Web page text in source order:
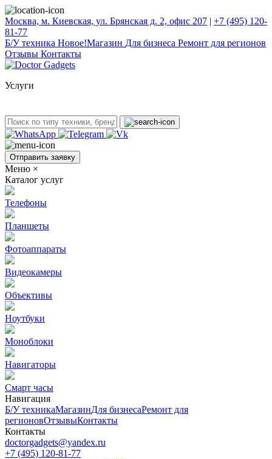
Москва, м. Киевская, ул. Брянская д. 2, офис 207 | +7 (495) 120-
81-77
Б/У техникa Новое!Магазин Для бизнеса Ремонт для регионов
Отзывы Контакты
Услуги
Отправить заявку
Меню ×
Каталог услуг
Телефоны
Планшеты
Фотоаппараты
Видеокамеры
Объективы
Ноутбуки
Моноблоки
Навигаторы
Смарт часы
Навигация
Б/У техникaМагазинДля бизнесаРемонт для
регионовОтзывыКонтакты
Контакты
doctorgadgets@yandex.ru
+7 (495) 120-81-77